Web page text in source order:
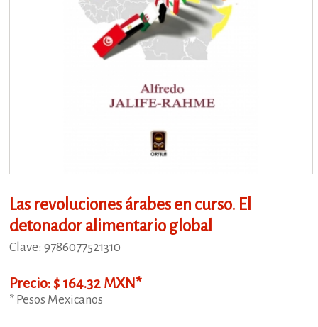
Las revoluciones árabes en curso. El
detonador alimentario global
Clave: 9786077521310
Precio: $ 164.32 MXN*
* Pesos Mexicanos